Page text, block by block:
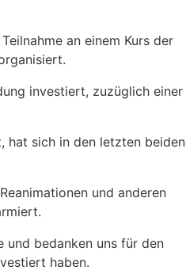
an einem Kurs der
investiert, zuzüglich einer
hat sich in den letzten beiden
und anderen
und bedanken uns für den
haben.